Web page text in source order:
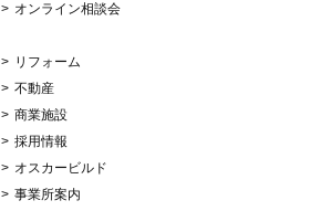
オンライン相談会
リフォーム
不動産
商業施設
採用情報
オスカービルド
事業所案内